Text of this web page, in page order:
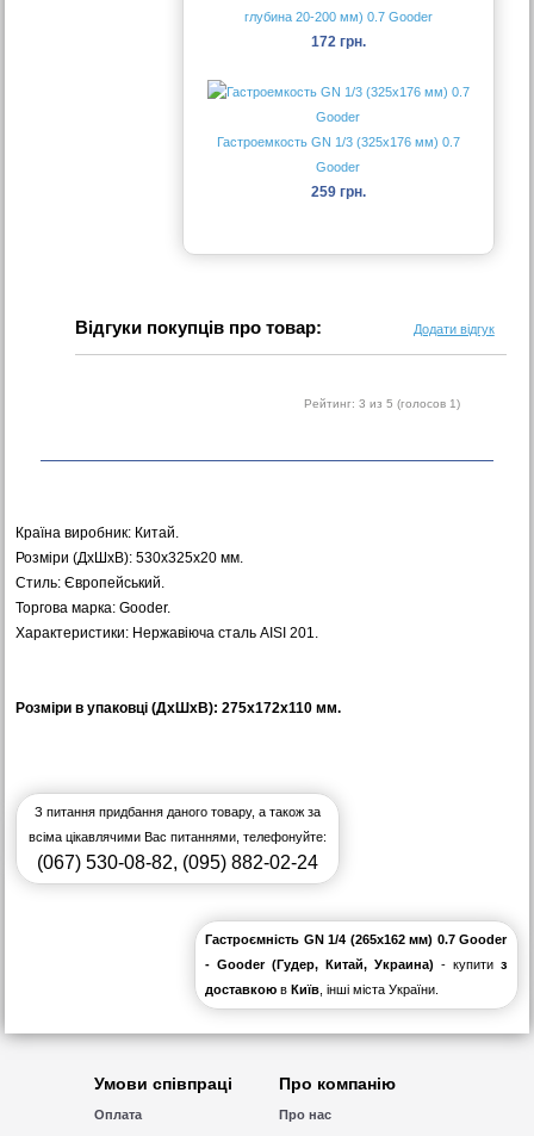
глубина 20-200 мм) 0.7 Gooder
172 грн.
Гастроемкость GN 1/3 (325х176 мм) 0.7
Gooder
259 грн.
Відгуки покупців про товар: Додати відгук
Рейтинг: 3 из 5 (голосов 1)
Країна виробник: Китай.
Розміри (ДхШхВ): 530х325х20 мм.
Стиль: Європейський.
Торгова марка: Gooder.
Характеристики: Нержавіюча сталь AISI 201.
Розміри в упаковці (ДхШхВ): 275х172х110 мм.
З питання придбання даного товару, а також за
всіма цікавлячими Вас питаннями, телефонуйте:
(067) 530-08-82, (095) 882-02-24
Гастроємність GN 1/4 (265х162 мм) 0.7 Gooder
- Gooder (Гудер, Китай, Украина)- купитиз
доставкою вКиїв , інші міста України.
Умови співпраці
Оплата
Про компанію
Про нас